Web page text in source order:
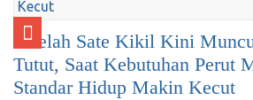
Setelah Sate Kikil Kini
Tutut, Saat Kebutuhan Perut
Standar Hidup Makin Kecut